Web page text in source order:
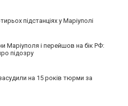
підстанціях у Маріуполі
Маріуполя і перейшов на бік РФ:
підозру
на 15 років тюрми за